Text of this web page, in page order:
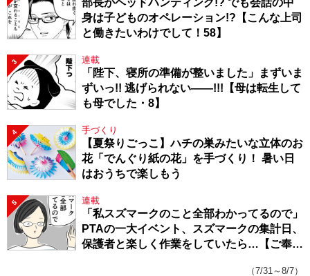
身は子どものオペレーション!?【こんな上司
と働きたいわけでして！58】
3 連載
「陛下、寝所の準備が整いました」まずいま
ずいっ!! 逃げられない――!!!【母は転生して
も母でした・8】
4 手づくり
【夏祭りごっこ】ハチの巣みたいな立体のお
花「でんぐり紙の花」を手づくり！ 暑い日
はおうちで楽しもう
5 連載
「私スズマークのこと全部わかってるので」
PTAの一大イベント、スズマークの集計日、
保護者と楽しく作業をしていたら…【ご奉仕
（7/31～8/7）